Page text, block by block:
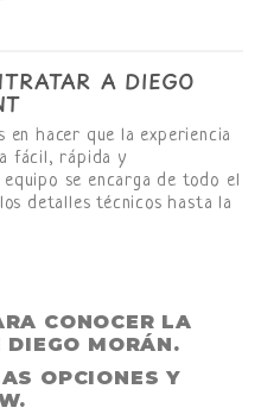
A DIEGO
en hacer que la experiencia
fácil, rápida y
se encarga de todo el
detalles técnicos hasta la
CONOCER LA
MORÁN.
OPCIONES Y